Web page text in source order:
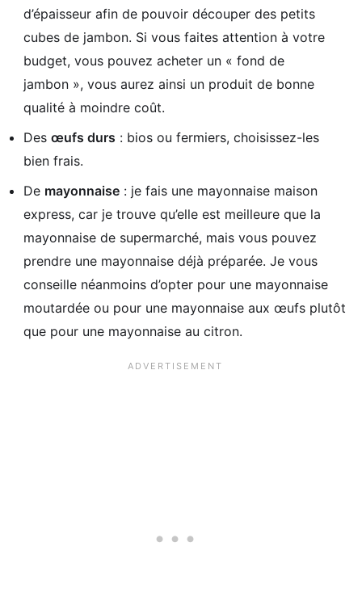
d’épaisseur afin de pouvoir découper des petits
cubes de jambon. Si vous faites attention à votre
budget, vous pouvez acheter un « fond de
jambon », vous aurez ainsi un produit de bonne
qualité à moindre coût.
Des œufs durs : bios ou fermiers, choisissez-les
bien frais.
De mayonnaise : je fais une mayonnaise maison
express, car je trouve qu’elle est meilleure que la
mayonnaise de supermarché, mais vous pouvez
prendre une mayonnaise déjà préparée. Je vous
conseille néanmoins d’opter pour une mayonnaise
moutardée ou pour une mayonnaise aux œufs plutôt
que pour une mayonnaise au citron.